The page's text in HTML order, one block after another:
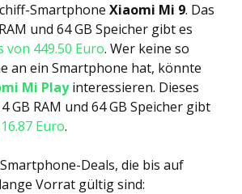
Smartphone Xiaomi Mi 9. Das
und 64 GB Speicher gibt es
von 449.50 Euro. Wer keine so
an ein Smartphone hat, könnte
Mi Playinteressieren. Dieses
GB RAM und 64 GB Speicher gibt
Euro.
Deals, die bis auf
Vorrat gültig sind: